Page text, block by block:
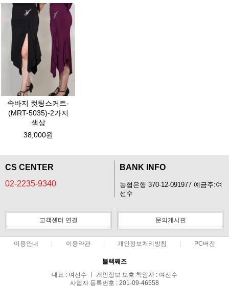
속바지 컷팅스커트-
(MRT-5035)-2가지
색상
38,000원
CS CENTER
02-2235-9340
BANK INFO
농협은행 370-12-091977 예금주:여
선수
고객센터 연결 문의게시판
이용안내 이용약관 개인정보처리방침 PC버전
블랙째즈
대표 : 여선수 ㅣ 개인정보 보호 책임자 : 여선수
사업자 등록번호 : 201-09-46558